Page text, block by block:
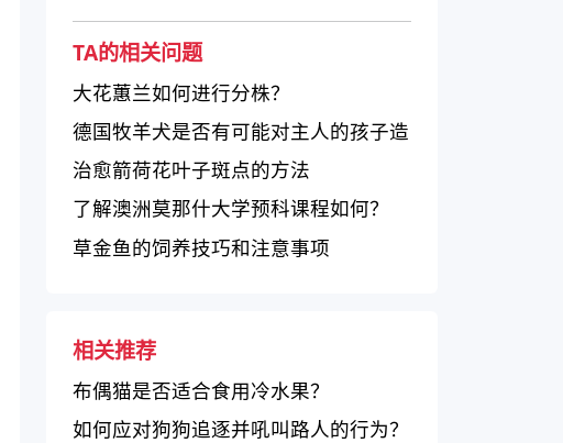
TA的相关问题
大花蕙兰如何进行分株？
德国牧羊犬是否有可能对主人的孩子造
成伤害？
治愈箭荷花叶子斑点的方法
了解澳洲莫那什大学预科课程如何？
草金鱼的饲养技巧和注意事项
相关推荐
布偶猫是否适合食用冷水果？
如何应对狗狗追逐并吼叫路人的行为？